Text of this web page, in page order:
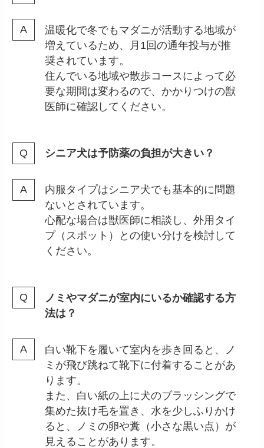
温暖化で冬でもマダニが活動する地域が
増えているため、月1回の通年投与が推
奨されています。
住んでいる地域や散歩コースによって必
要な期間は変わるので、かかりつけの獣
医師に確認してください。
シニア犬は予防薬の負担が大きい？
内服タイプはシニア犬でも基本的に問題
ないとされています。
心配な場合は獣医師に相談し、外用タイ
プ（スポット）との使い分けを検討して
ください。
ノミやマダニが室内にいるか確認する方
法は？
白い靴下を履いて室内を歩き回ると、ノ
ミが飛び跳ねて靴下に付着することがあ
ります。
また、白い紙の上に犬のブラッシングで
集めた抜け毛を置き、水を少しふりかけ
ると、ノミの卵や糞（小さな黒い点）が
見えることがあります。